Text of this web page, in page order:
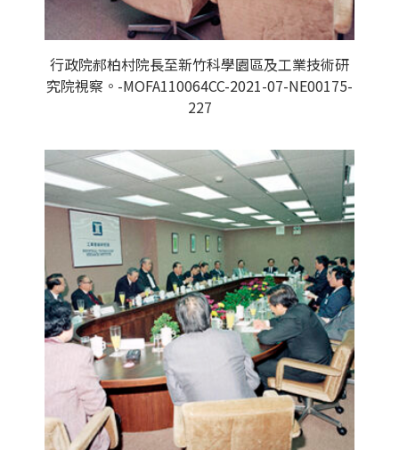
行政院郝柏村院長至新竹科學園區及工業技術研
究院視察。-MOFA110064CC-2021-07-NE00175-
227